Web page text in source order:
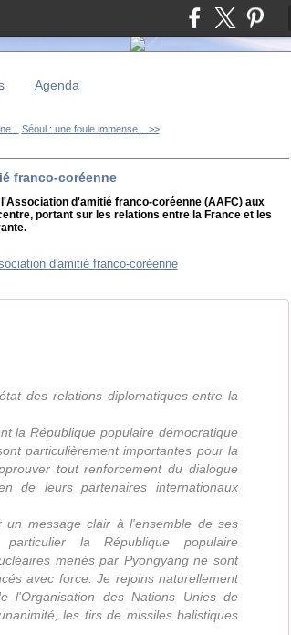
Agenda
Séoul : une foule immense... >>
franco-coréenne
d'amitié franco-coréenne (AAFC) aux
portant sur les relations entre la France et les
des relations diplomatiques entre la
la République populaire démocratique
particulièrement importantes pour la
tout renforcement du dialogue
de leurs partenaires internationaux
message clair à l'ensemble de ses
la République populaire
menés par Pyongyang ne sont
avec force. Je rejoins naturellement
l'Organisation des Nations Unies de
les tirs de missiles balistiques